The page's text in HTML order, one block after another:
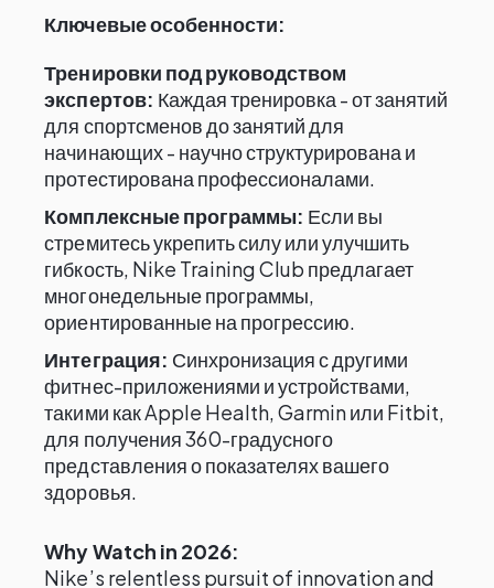
Ключевые особенности:
Тренировки под руководством
экспертов: Каждая тренировка - от занятий
для спортсменов до занятий для
начинающих - научно структурирована и
протестирована профессионалами.
Комплексные программы: Если вы
стремитесь укрепить силу или улучшить
гибкость, Nike Training Club предлагает
многонедельные программы,
ориентированные на прогрессию.
Интеграция: Синхронизация с другими
фитнес-приложениями и устройствами,
такими как Apple Health, Garmin или Fitbit,
для получения 360-градусного
представления о показателях вашего
здоровья.
Why Watch in 2026:
Nike’s relentless pursuit of innovation and